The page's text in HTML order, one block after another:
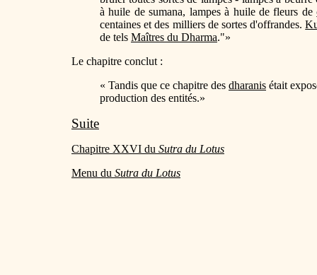
à huile de sumana, lampes à huile de fleurs de
centaines et des milliers de sortes d'offrandes.
de tels Maîtres du Dharma."»
Le chapitre conclut :
« Tandis que ce chapitre des dharanis était
production des entités.»
Suite
Chapitre XXVI du Sutra du Lotus
Menu du Sutra du Lotus